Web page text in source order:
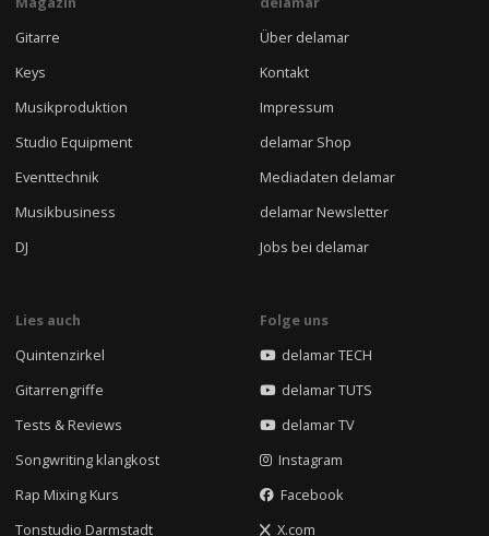
Gitarre
Keys
Musikproduktion
Studio Equipment
Eventtechnik
Musikbusiness
DJ
Über delamar
Kontakt
Impressum
delamar Shop
Mediadaten delamar
delamar Newsletter
Jobs bei delamar
Lies auch
Quintenzirkel
Gitarrengriffe
Tests & Reviews
Songwriting klangkost
Rap Mixing Kurs
Tonstudio Darmstadt
Folge uns
delamar TECH
delamar TUTS
delamar TV
Instagram
Facebook
X.com